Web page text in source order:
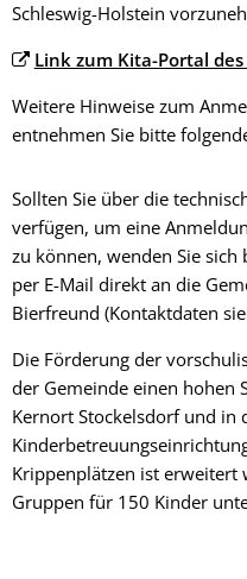
Schleswig-Holstein
Link zum Kita-Portal
Weitere Hinweise zum
entnehmen Sie bitte
Sollten Sie über die
verfügen, um eine
zu können, wenden Sie
per E-Mail direkt an die
Bierfreund (Kontaktdaten
Die Förderung der
der Gemeinde einen hohen
Kernort Stockelsdorf und in
Krippenplätzen ist erweitert
Gruppen für 150 Kinder